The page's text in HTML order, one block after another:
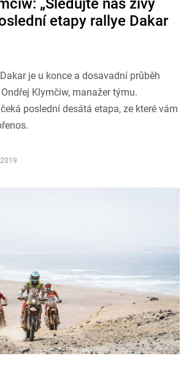
„Sledujte náš živý
etapy rallye Dakar
je u konce a dosavadní průběh
Klymčiw, manažer týmu.
poslední desátá etapa, ze které vám